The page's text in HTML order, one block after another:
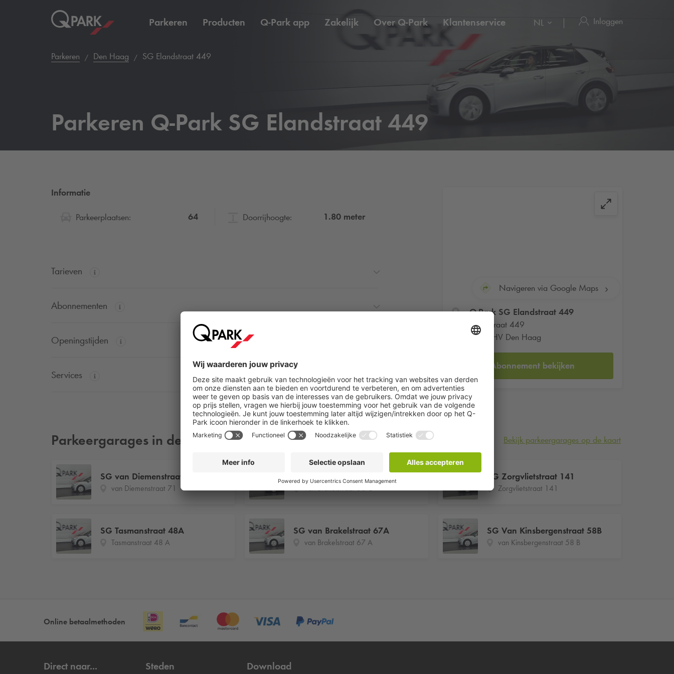
Parkeren Producten Q-Park app Zakelijk Over Q-Park Klantenservice NL Inloggen
Parkeren Den Haag SG Elandstraat 449
Parkeren Q-Park SG Elandstraat 449
Navigeren via Google Maps
Q-ParkSG Elandstraat 449
Elandstraat 449
2513 HV Den Haag
Abonnement bekijken
Informatie
Parkeerplaatsen: 64 Doorrijhoogte: 1.80 meter
Tarieven
Abonnementen
Openingstijden
Services
Parkeergarages in de buurt Bekijk parkeergarages op de kaart
SG van Diemenstraat 71
van Diemenstraat 71
SG Tasmanstraat 48A
Tasmanstraat 48 A
SG van Brakelstraat 50C
SG van Brakelstraat 67A
van Brakelstraat 67 A
SG Zorgvlietstraat 141
Zorgvlietstraat 141
SG Van Kinsbergenstraat 58B
van Kinsbergenstraat 58 B
Online betaalmethoden
Direct naar... Steden Download